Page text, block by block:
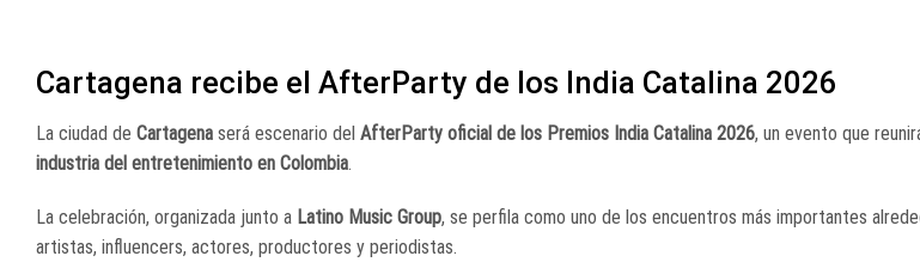
Cartagena recibe el AfterParty de los India Catalina 2026
La ciudad de Cartagena será escenario del AfterParty oficial de los Premios India Catalina 2026, un evento que
industria del entretenimiento en Colombia.
La celebración, organizada junto a Latino Music Group, se perfila como uno de los encuentros más importantes
artistas, influencers, actores, productores y periodistas.